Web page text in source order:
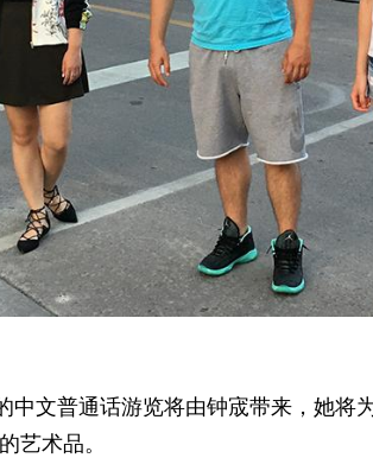
中文普通话游览将由钟宬带来，她
艺术品。